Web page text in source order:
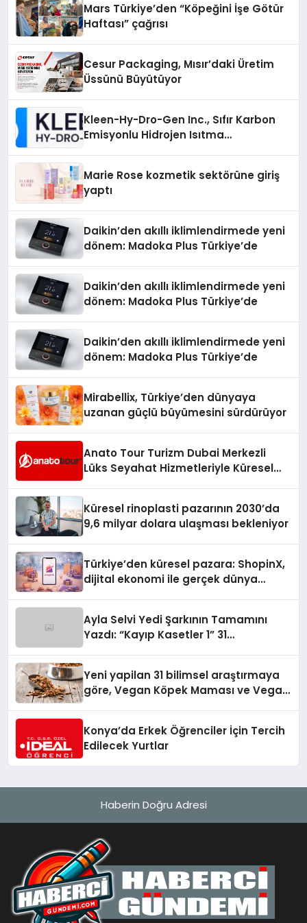
Mars Türkiye’den “Köpeğini İşe Götür
Haftası” çağrısı
Cesur Packaging, Mısır’daki Üretim
Üssünü Büyütüyor
Kleen-Hy-Dro-Gen Inc., Sıfır Karbon
Emisyonlu Hidrojen Isıtma
Marie Rose kozmetik sektörüne giriş
yaptı
Daikin’den akıllı iklimlendirmede yeni
dönem: Madoka Plus Türkiye’de
Daikin’den akıllı iklimlendirmede yeni
dönem: Madoka Plus Türkiye’de
Daikin’den akıllı iklimlendirmede yeni
dönem: Madoka Plus Türkiye’de
Mirabellix, Türkiye’den dünyaya
uzanan güçlü büyümesini sürdürüyor
Anato Tour Turizm Dubai Merkezli
Lüks Seyahat Hizmetleriyle Küresel
Küresel rinoplasti pazarının 2030’da
9,6 milyar dolara ulaşması bekleniyor
Türkiye’den küresel pazara: ShopinX,
dijital ekonomi ile gerçek dünya
Ayla Selvi Yedi Şarkının Tamamını
Yazdı: “Kayıp Kasetler 1” 31
Yeni yapilan 31 bilimsel araştırmaya
göre, Vegan Köpek Maması ve Vegan
Konya’da Erkek Öğrenciler İçin Tercih
Edilecek Yurtlar
Haberin Doğru Adresi